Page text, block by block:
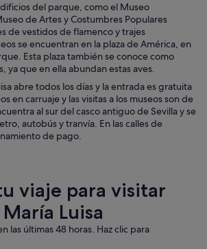
del parque, como el Museo
de Artes y Costumbres Populares
de vestidos de flamenco y trajes
se encuentran en la plaza de América, en
Esta plaza también se conoce como
ya que en ella abundan estas aves.
abre todos los días y la entrada es gratuita
en carruaje y las visitas a los museos son de
al sur del casco antiguo de Sevilla y se
autobús y tranvía. En las calles de
de pago.
viaje para visitar
Luisa
las últimas 48 horas. Haz clic para